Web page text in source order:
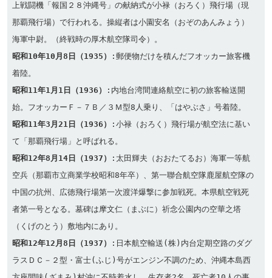
上戦闘機「報国２８沖縄号」の献納式が小禄（おろく）飛行場（現
那覇飛行場）で行われる。操縦者は小園安名（おぞのあんみょう）
昭和10年10月8日（1935）
:郵便物だけを積んだフオッカー旅客機
昭和11年1月1日（1936）
:内地台湾間連絡航空に初の旅客輸送開
昭和11年3月21日（1936）
:小禄（おろく）飛行場が航空法に基い
昭和12年8月14日（1937）
:太田輝夫（おおたてるお）海軍一等航
空兵（那覇市立商業学校昭和8年卒）、第一聯合航空隊鹿屋航空隊の
中国の抗州、広徳飛行場第一次渡洋爆撃に参加戦死。本県航空戦死
者第一号となる。墓碑は摩文仁（まぶに）祈念公園内の空華之塔
昭和12年12月8日（1937）
:日本航空輸送(株)内台定期空路のダグ
ラスＤＣ－２型・富士(ふじ)号がエンジン不調のため、沖縄本島西